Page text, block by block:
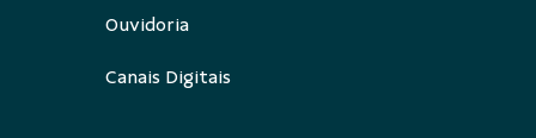
Ouvidoria
Canais Digitais